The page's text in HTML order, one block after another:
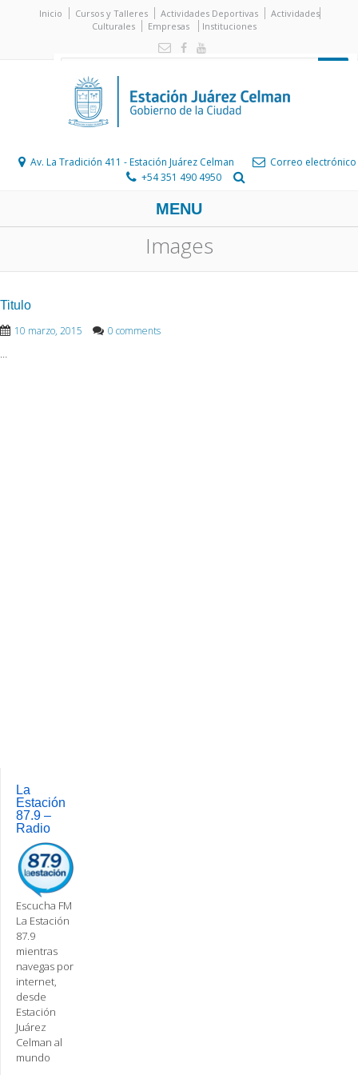
Inicio Cursos y Talleres Actividades Deportivas
Actividades
Culturales
Empresas Instituciones
Av. La Tradición 411 - Estación Juárez Celman
Correo electrónico
+54 351 490 4950
MENU
Images
Titulo
10 marzo, 2015
0 comments
…
La
Estación
87.9 –
Radio
Escucha FM
La Estación
87.9
mientras
navegas por
internet,
desde
Estación
Juárez
Celman al
mundo